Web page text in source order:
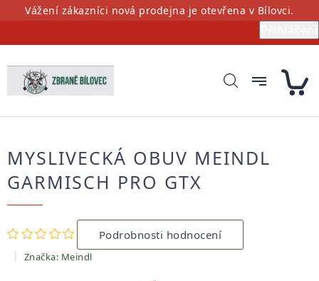
PřejítVážení zákazníci nová prodejna je otevřena v Bílovci.
MYSLIVECKÁ OBUV MEINDL
GARMISCH PRO GTX
Průměrné
hodnocení
produktu
je
Podrobnosti hodnocení
Značka: Meindl